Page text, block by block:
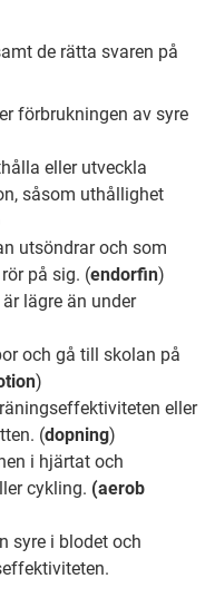
de rätta svaren på
förbrukningen av syre
eller utveckla
såsom uthållighet
utsöndrar och som
på sig. (endorfin)
lägre än under
och gå till skolan på
)
eller
(dopning)
i hjärtat och
cykling. (aerob
syre i blodet och